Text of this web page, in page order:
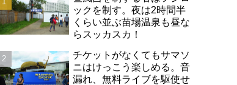
ックを制す。夜は2時間半
くらい並ぶ苗場温泉も昼な
らスッカスカ！
チケットがなくてもサマソ
ニはけっこう楽しめる。音
漏れ、無料ライブを駆使せ